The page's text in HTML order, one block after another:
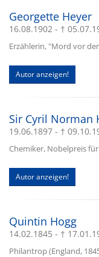
Georgette Heyer
16.08.1902 - †
Erzählerin, "Mord vor
Autor anzeigen!
Sir Cyril Norman
19.06.1897 - †
Chemiker, Nobelpreis
Autor anzeigen!
Quintin Hogg
14.02.1845 - †
Philantrop (England,